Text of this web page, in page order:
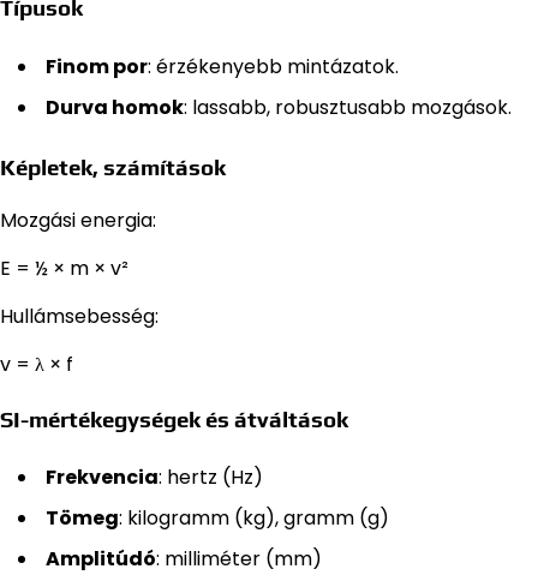
Típusok
Finom por: érzékenyebb mintázatok.
Durva homok: lassabb, robusztusabb mozgások.
Képletek, számítások
Mozgási energia:
E = ½ × m × v²
Hullámsebesség:
v = λ × f
SI-mértékegységek és átváltások
Frekvencia: hertz (Hz)
Tömeg: kilogramm (kg), gramm (g)
Amplitúdó: milliméter (mm)